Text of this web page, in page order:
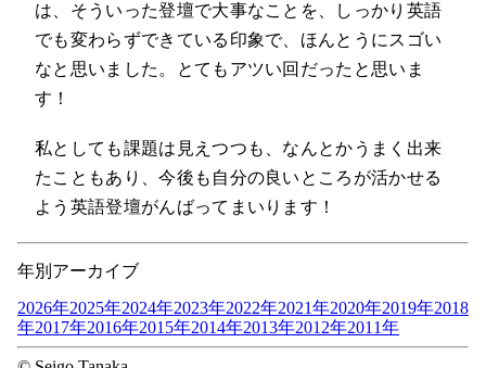
は、そういった登壇で大事なことを、しっかり英語
でも変わらずできている印象で、ほんとうにスゴい
なと思いました。とてもアツい回だったと思いま
す！
私としても課題は見えつつも、なんとかうまく出来
たこともあり、今後も自分の良いところが活かせる
よう英語登壇がんばってまいります！
年別アーカイブ
2026年2025年2024年2023年2022年2021年2020年2019年2018
年2017年2016年2015年2014年2013年2012年2011年